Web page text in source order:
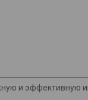
и эффективную